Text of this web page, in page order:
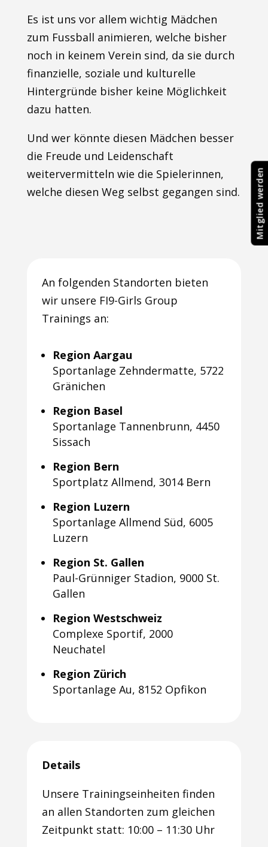
Es ist uns vor allem wichtig Mädchen
zum Fussball animieren, welche bisher
noch in keinem Verein sind, da sie durch
finanzielle, soziale und kulturelle
Hintergründe bisher keine Möglichkeit
dazu hatten.
Und wer könnte diesen Mädchen besser
die Freude und Leidenschaft
weitervermitteln wie die Spielerinnen,
welche diesen Weg selbst gegangen sind.
An folgenden Standorten bieten
wir unsere FI9-Girls Group
Trainings an:
Region Aargau
Sportanlage Zehndermatte, 5722
Gränichen
Region Basel
Sportanlage Tannenbrunn, 4450
Sissach
Region Bern
Sportplatz Allmend, 3014 Bern
Region Luzern
Sportanlage Allmend Süd, 6005
Luzern
Region St. Gallen
Paul-Grünniger Stadion, 9000 St.
Gallen
Region Westschweiz
Complexe Sportif, 2000
Neuchatel
Region Zürich
Sportanlage Au, 8152 Opfikon
Details
Unsere Trainingseinheiten finden
an allen Standorten zum gleichen
Zeitpunkt statt: 10:00 – 11:30 Uhr
Mitglied werden